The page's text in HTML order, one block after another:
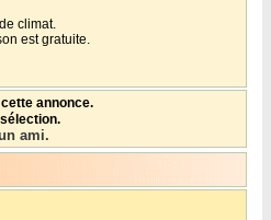
climat.
est gratuite.
annonce.
ami.